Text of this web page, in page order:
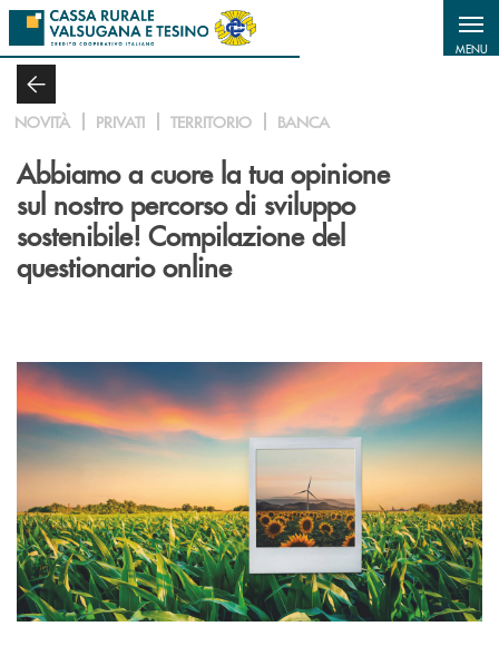
Salta al contenuto principale
MENU
NOVITÀ PRIVATI TERRITORIO BANCA
Abbiamo a cuore la tua opinione
sul nostro percorso di sviluppo
sostenibile! Compilazione del
questionario online